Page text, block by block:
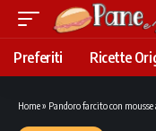
Preferiti Ricette
Home» Pandoro farcito con